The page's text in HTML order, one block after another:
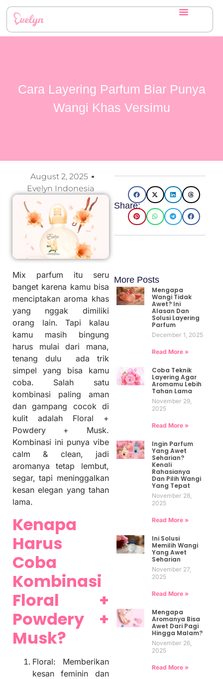
Cara Layering Parfum Biar Punya
Wangi Khas Versimu
August 2, 2025
Evelyn Indonesia
Mix parfum itu seru
banget karena kamu bisa
menciptakan aroma khas
yang nggak dimiliki
orang lain. Tapi kalau
kamu masih bingung
harus mulai dari mana,
tenang dulu ada trik
simpel yang bisa kamu
coba. Salah satu
kombinasi paling aman
dan gampang cocok di
kulit adalah Floral +
Powdery + Musk.
Kombinasi ini punya vibe
calm & clean, jadi
aromanya tetap lembut,
segar, tapi meninggalkan
kesan elegan yang tahan
lama.
Kenapa
Harus
Coba
Kombinasi
Floral +
Powdery +
Musk?
Floral: Memberikan
kesan feminin dan
Share:
More Posts
Mengapa
Wangi Tidak
Awet? Ini
Alasan Dan
Solusi Layering
Parfum
December 1, 2025
Read More »
Coba Teknik
Layering Agar
Aromamu Lebih
Tahan Lama
November 29,
2025
Read More »
Ingin Parfum
Yang Awet
Seharian?
Kenali
Rahasianya
Dan Pilih Wangi
Yang Tepat
November 28,
2025
Read More »
Ini Solusi
Memilih Wangi
Yang Awet
Seharian
November 27,
2025
Read More »
Mengapa
Aromanya Bisa
Awet Dari Pagi
Hingga Malam?
November 26,
2025
Read More »